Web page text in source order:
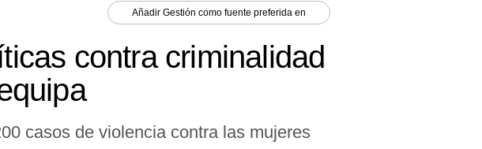
Añadir Gestión como fuente preferida en
contra criminalidad
casos de violencia contra las mujeres